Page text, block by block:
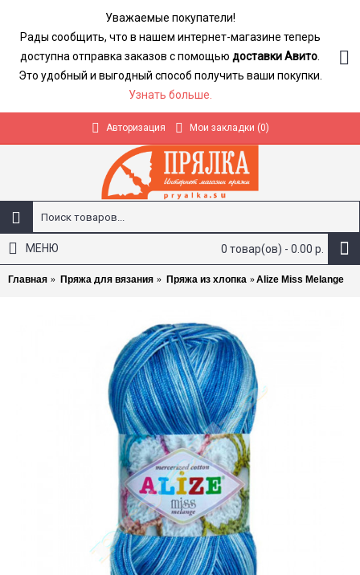
Уважаемые покупатели!
Рады сообщить, что в нашем интернет-магазине теперь
доступна отправка заказов с помощью доставки Авито
Это удобный и выгодный способ получить ваши покупки.
Узнать больше.
Авторизация Мои закладки (0)
0 товар(ов) - 0.00 р.
МЕНЮ
Главная Пряжа для вязания Пряжа из хлопка Alize Miss Melange